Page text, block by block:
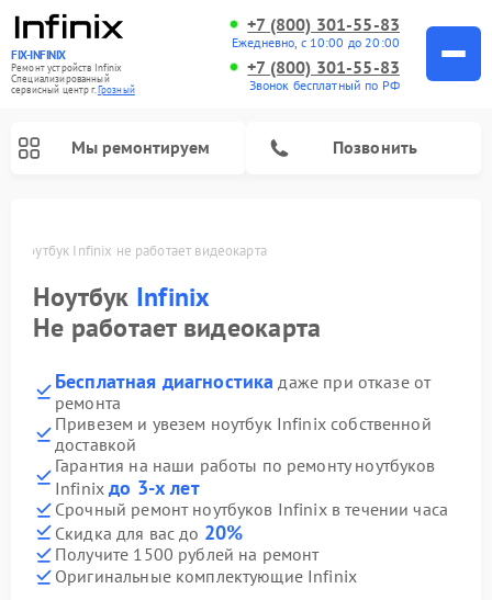
FIX-INFINIX
Ремонт устройств Infinix
Специализированный
cервисный центр г.Грозный
+7 (800) 301-55-83
Ежедневно, с 10:00 до 20:00
+7 (800) 301-55-83
Звонок бесплатный по РФ
Мы ремонтируем Позвонить
Ноутбук Infinix не работает видеокарта
Ноутбук Infinix
Не работает видеокарта
Бесплатная диагностика даже при отказе от
ремонта
Привезем и увезем ноутбук Infinix собственной
доставкой
Гарантия на наши работы по ремонту ноутбуков
Infinixдо 3-х лет
Срочный ремонт ноутбуков Infinix в течении часа
Скидка для вас до 20%
Получите 1500 рублей на ремонт
Оригинальные комплектующие Infinix